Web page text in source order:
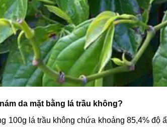
da mặt bằng lá trầu không?
100g lá trầu không chứa khoảng 85,4% độ